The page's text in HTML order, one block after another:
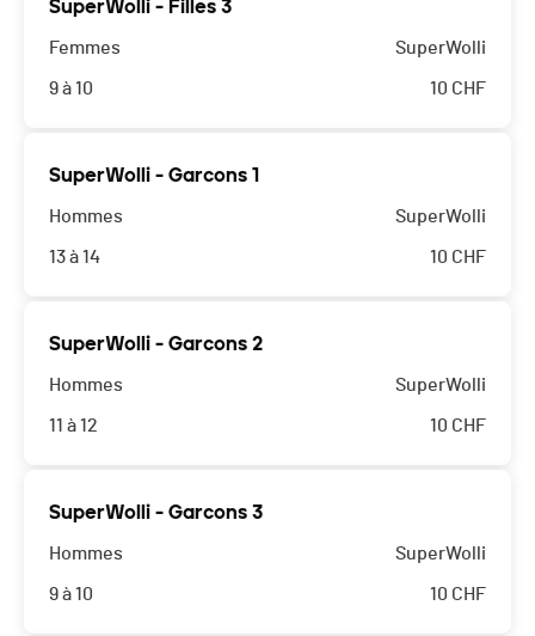
SuperWolli - Filles 3
Femmes
9 à 10
SuperWolli
10 CHF
SuperWolli - Garcons 1
Hommes
13 à 14
SuperWolli
10 CHF
SuperWolli - Garcons 2
Hommes
11 à 12
SuperWolli
10 CHF
SuperWolli - Garcons 3
Hommes
9 à 10
SuperWolli
10 CHF